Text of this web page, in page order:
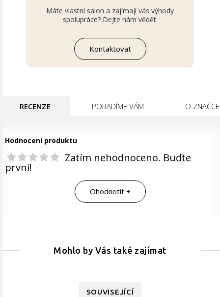
Máte vlastní salon a zajímají vás výhody
spolupráce? Dejte nám vědět.
Kontaktovat
RECENZE PORADÍME VÁM O ZNAČCE
Hodnocení produktu
Zatím nehodnoceno. Buďte
první!
Ohodnotit +
Mohlo by Vás také zajímat
SOUVISEJÍCÍ